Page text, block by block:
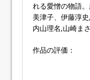
れる愛憎の物語
美津子、伊藤淳
内山理名,山崎ま
作品の評価：